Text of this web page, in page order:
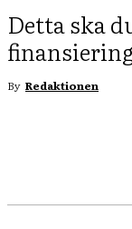
Detta ska
By Redaktionen